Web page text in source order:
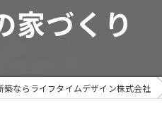
家づくり
築ならライフタイムデザイン株式会社